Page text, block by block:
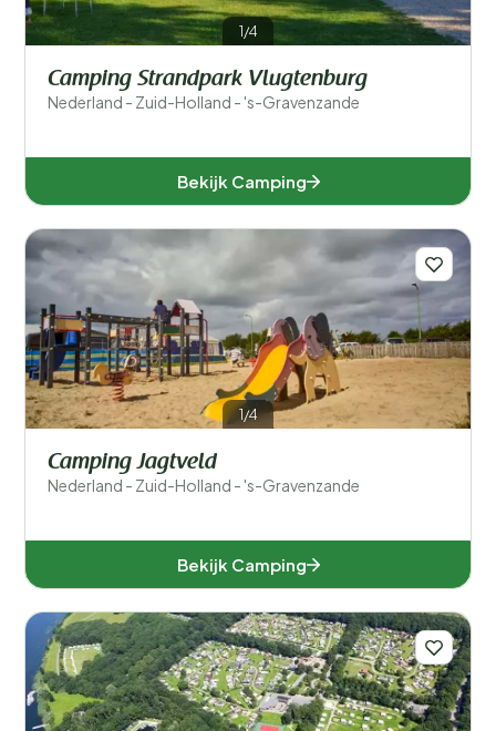
1/4
Camping Strandpark Vlugtenburg
Nederland - Zuid-Holland - 's-Gravenzande
Bekijk Camping
1/4
Camping Jagtveld
Nederland - Zuid-Holland - 's-Gravenzande
Bekijk Camping